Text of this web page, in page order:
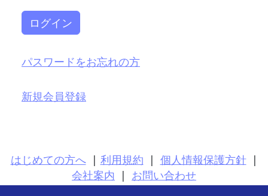
ログイン
パスワードをお忘れの方
新規会員登録
はじめての方へ | 利用規約 | 個人情報保護方針 |
会社案内 | お問い合わせ